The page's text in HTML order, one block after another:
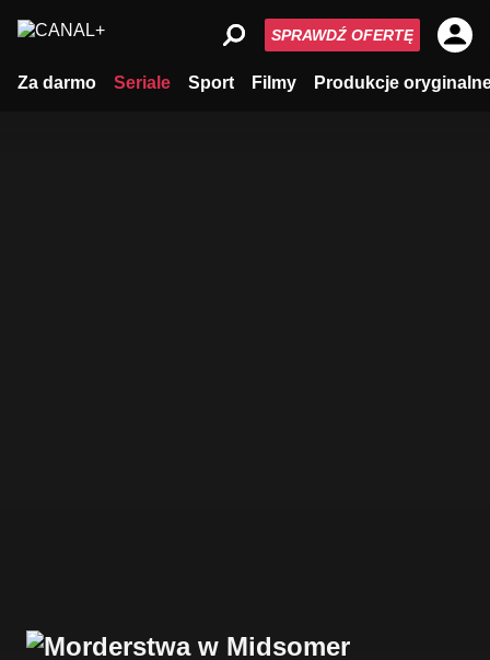
Za darmo Seriale Sport Filmy Produkcje
SPRAWDŹ OFERTĘ